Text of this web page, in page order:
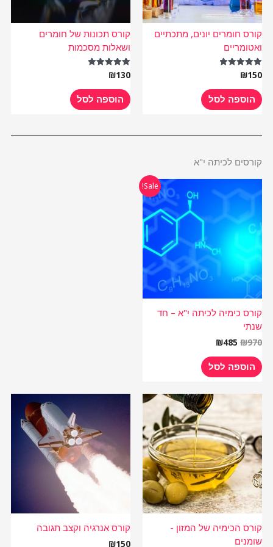
קורס חומרים יונים, מתכתיים
ואטומריים
דורג
5.00
מתוך 5
₪150
הוספה לסל
קורס תכונות של חומרים
ושאלות מסכמות
דורג
5.00
מתוך 5
₪130
הוספה לסל
קורסים לכיתה י"א
Sale!
קורס כימיה לכיתה י"א – חד
שנתי
₪970
המקורי
₪970.
₪485
הנוכחי
₪485.
הוספה לסל
קורס הכימיה של המזון -
שומנים
קורס אנרגיה וקצב תגובה
₪150